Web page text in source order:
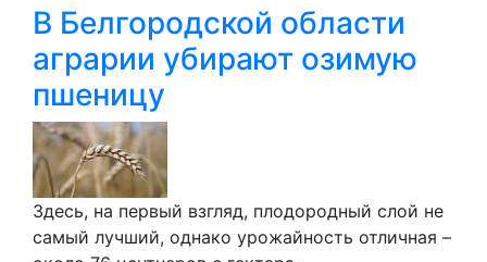
В Белгородской области
аграрии убирают озимую
пшеницу
Здесь, на первый взгляд, плодородный слой не
самый лучший, однако урожайность отличная –